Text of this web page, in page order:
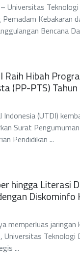
Universitas
Kebakaran
Bencana
Hibah
(PP-PTS)
(UTDI)
Surat
Pendidikan ...
hingga Literasi
Diskominfo
memperluas jaringan
Teknologi
...